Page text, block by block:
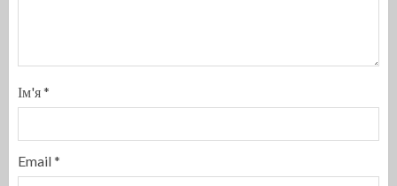
Ім'я*
Email*